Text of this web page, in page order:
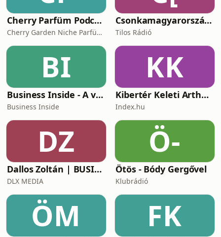
a 21.
Cherry Parfüm Podcast
Cherry Garden Niche Parfüméria
Csonkamagyarország [Tilos Rádió podcast]
Tilos Rádió
BI
Business Inside - A vállalkozók pszichológiája
Business Inside
KK
Kibertér Keleti Arthurral
Index.hu
DZ
Dallos Zoltán | BUSINESS
DLX MEDIA
Ö-
Ötös - Bódy Gergővel
Klubrádió
ÖM FK